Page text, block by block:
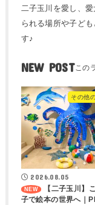
二子玉川を愛し、
られる場所や子ど
す♪
NEW POST
その他
2026.08.05
【二子玉川】
子で絵本の世界へ｜